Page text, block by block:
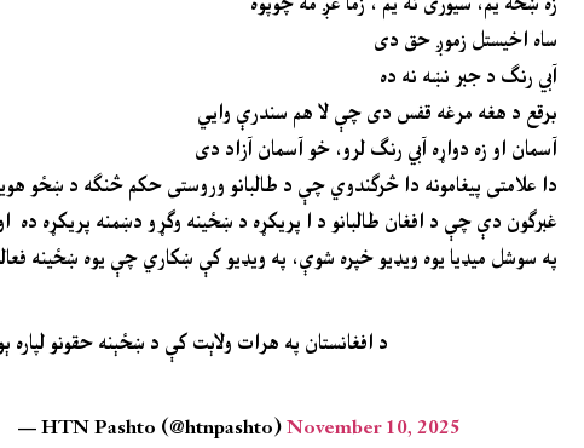
ساه اخیستل زموږ حق دی
آبي رنګ د جبر نښه نه ده
برقع د هغه مرغه قفس دی چې لا هم سندرې وایي
آسمان او زه دواړه آبي رنګ لرو، خو آسمان آزاد دی
دا علامتی پیغامونه دا څرګندوي چې د طالبانو وروستی حکم څنګه د ښځو
غبرګون دې چې د افغان طالبانو د ا پریکړه د ښځینه وګړو دښمنه پریکړه
په سوشل میډیا یوه ویډیو خپره شوې، په ویډیو کې ښکاري چې یوه ښځینه
د افغانستان په هرات ولاېت کې د ښځېنه حقونو
— HTN Pashto (@htnpashto)November 10, 2025